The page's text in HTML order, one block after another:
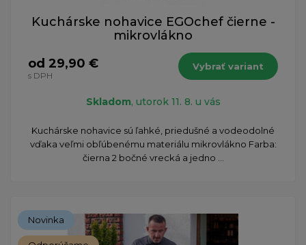
Kuchárske nohavice EGOchef čierne -
mikrovlákno
od 29,90 €
s DPH
Vybrať variant
Skladom, utorok 11. 8. u vás
Kuchárske nohavice sú ľahké, priedušné a vodeodolné
vďaka veľmi obľúbenému materiálu mikrovlákno Farba:
čierna 2 bočné vrecká a jedno ...
Novinka